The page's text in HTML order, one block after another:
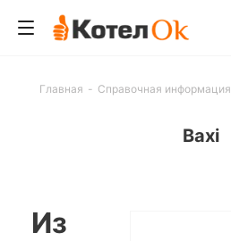
Главная - Справочная информация
Baxi
Из